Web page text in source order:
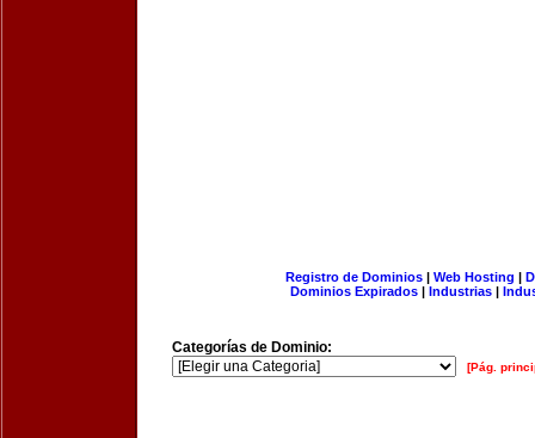
Registro de Dominios| Web Hosting |
Dominios Expirados | Industrias |
Categorías de Dominio:
[Pág.